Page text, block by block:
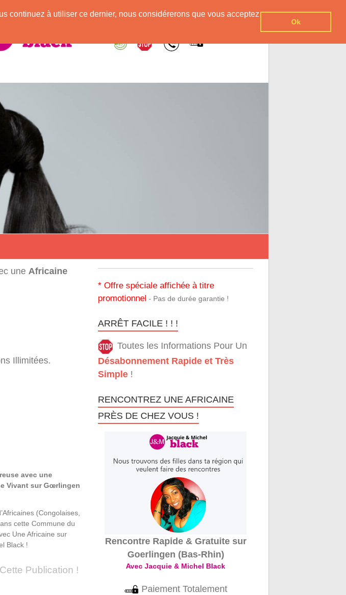
continuez à utiliser ce dernier, nous considérerons que vous acceptez
Ok
une Africaine
Illimitées.
avec une
Vivant sur Gœrlingen
(Congolaises,
cette Commune du
Une Africaine sur
Black !
Publication !
* Offre spéciale affichée à titre
promotionnel - Pas de durée garantie !
ARRÊT FACILE ! ! !
Toutes les Informations Pour Un
Désabonnement Rapide et Très
Simple !
RENCONTREZ UNE AFRICAINE
PRÈS DE CHEZ VOUS !
Rencontre Rapide & Gratuite sur
Goerlingen (Bas-Rhin)
Avec Jacquie & Michel Black
Paiement Totalement